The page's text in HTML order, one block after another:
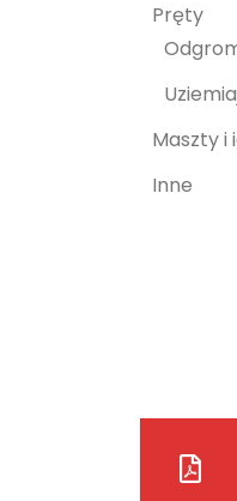
Pręty
Maszty i
Inne